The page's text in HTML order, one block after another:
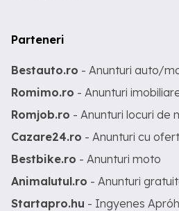
Parteneri
Bestauto.ro - Anunturi auto/
Romimo.ro - Anunturi
Romjob.ro - Anunturi locuri de
Cazare24.ro - Anunturi cu
Bestbike.ro - Anunturi moto
Animalutul.ro - Anunturi
Startapro.hu - Ingyenes